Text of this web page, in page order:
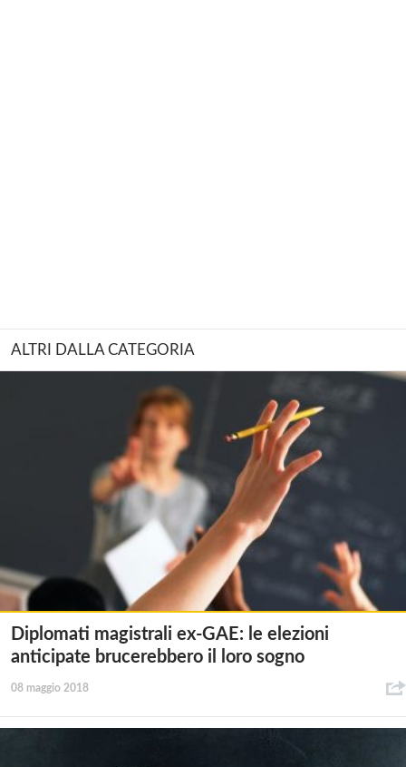
ALTRI DALLA CATEGORIA
Diplomati magistrali ex-GAE: le elezioni
anticipate brucerebbero il loro sogno
08 maggio 2018